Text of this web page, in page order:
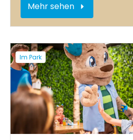
Mehr sehen
Im Park